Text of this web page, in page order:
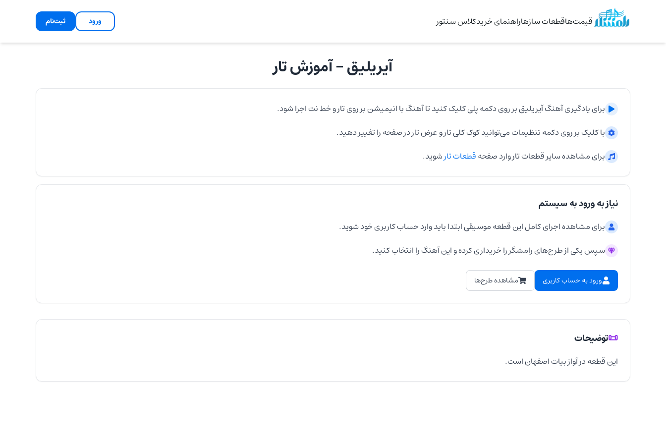
قیمت‌هاقطعات سازهاراهنمای خریدکلاس سنتور ورود ثبت‌نام
آیریلیق- آموزشتار
برای یادگیری آهنگآیریلیقبر روی دکمه پلی کلیک کنید تا آهنگ با انیمیشن بر رویتارو خط نت اجرا شود.
با کلیک بر روی دکمه تنظیمات می‌توانید کوک کلیتارو عرضتاردر صفحه را تغییر دهید.
برای مشاهده سایر قطعاتتاروارد صفحهقطعاتتارشوید.
نیاز به ورود به سیستم
برای مشاهده اجرای کامل این قطعه موسیقی ابتدا باید وارد حساب کاربری خود شوید.
سپس یکی از طرح‌های رامشگر را خریداری کرده و این آهنگ را انتخاب کنید.
ورود به حساب کاربری مشاهده طرح‌ها
📜توضیحات
این قطعه در آواز بیات اصفهان است.